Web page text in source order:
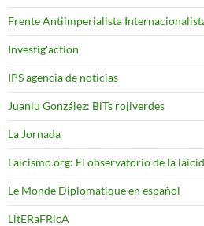
Frente Antiimperialista
Investig'action
IPS agencia de noticias
Juanlu González: BiTs rojiverdes
La Jornada
Laicismo.org: El observatorio de la
Le Monde Diplomatique en español
LitERaFRicA